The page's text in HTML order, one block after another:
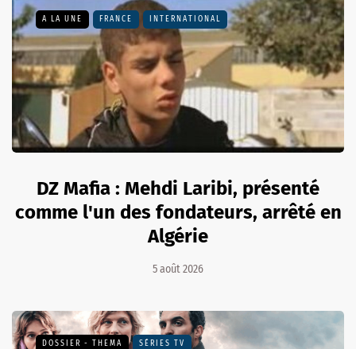
A LA UNE FRANCE INTERNATIONAL
DZ Mafia : Mehdi Laribi, présenté
comme l'un des fondateurs, arrêté en
Algérie
5 août 2026
DOSSIER - THEMA SÉRIES TV